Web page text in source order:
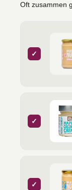
Oft zusammen
✓
✓
✓